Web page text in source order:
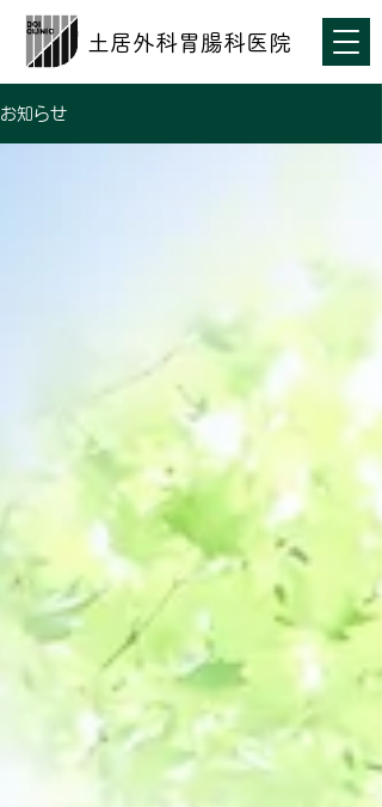
土居外科胃腸科医院
お知らせ